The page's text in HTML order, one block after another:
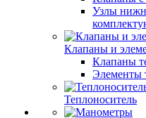
Узлы
Клапаны и
Клапаны
Элементы
Теплоноситель